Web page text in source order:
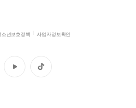
소년보호정책 사업자정보확인
유
튜
틱
톡